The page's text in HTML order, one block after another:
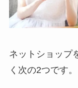
ネットショップ
く次の2つです。